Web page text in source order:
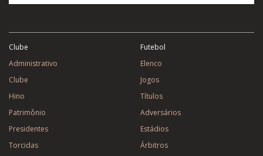
Clube
Administrativo
Clube
Hino
Patrimônio
Presidentes
Torcidas
Futebol
Elenco
Jogos
Títulos
Adversários
Estádios
Árbitros